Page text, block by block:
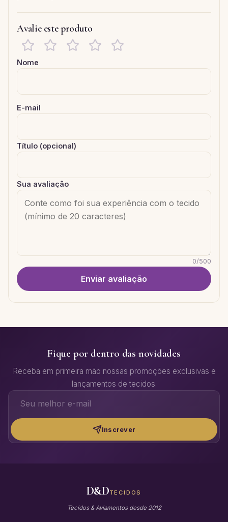
Avalie este produto
Nome
E-mail
Título (opcional)
Sua avaliação
0/500
Enviar avaliação
Fique por dentro das novidades
Receba em primeira mão nossas promoções exclusivas e
lançamentos de tecidos.
Inscrever
D&DTECIDOS
Tecidos & Aviamentos desde 2012